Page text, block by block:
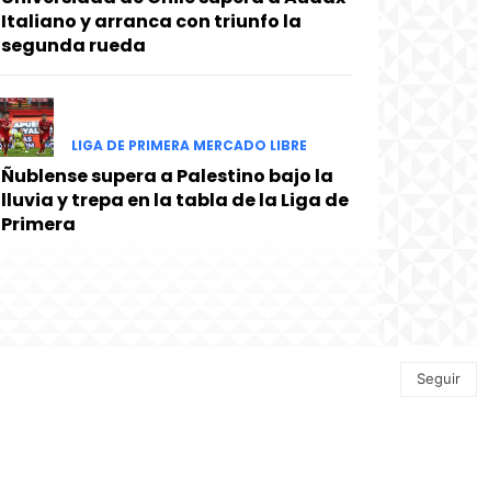
Italiano y arranca con triunfo la
segunda rueda
LIGA DE PRIMERA MERCADO LIBRE
Ñublense supera a Palestino bajo la
lluvia y trepa en la tabla de la Liga de
Primera
Seguir